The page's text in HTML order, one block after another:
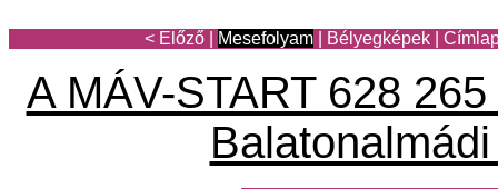
< Előző Mesefolyam Bélyegképek
A MÁV-START 628